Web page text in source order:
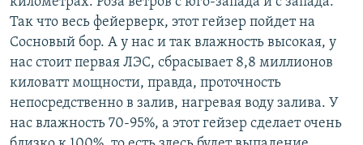
Так что весь фейерверк, этот гейзер пойдет на
Сосновый бор. А у нас и так влажность высокая, у
нас стоит первая ЛЭС, сбрасывает 8,8 миллионов
киловатт мощности, правда, проточность
непосредственно в залив, нагревая воду залива. У
нас влажность 70-95%, а этот гейзер сделает очень